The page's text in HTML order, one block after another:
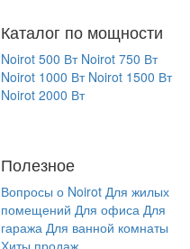
Каталог по мощности
Noirot 500 Вт Noirot 750 Вт
Noirot 1000 Вт Noirot 1500 Вт
Noirot 2000 Вт
Полезное
Вопросы о Noirot Для жилых
помещений Для офиса Для
гаража Для ванной комнаты
Хиты продаж